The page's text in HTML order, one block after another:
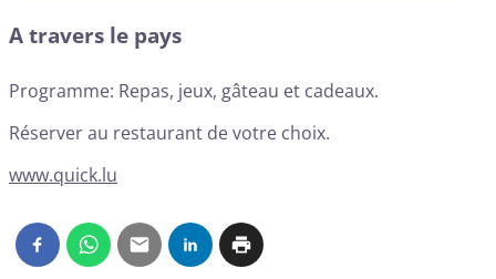
A travers le pays
Programme: Repas, jeux, gâteau et cadeaux.
Réserver au restaurant de votre choix.
www.quick.lu